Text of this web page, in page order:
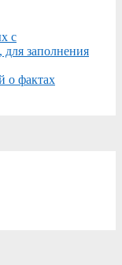
с
заполнения
о фактах